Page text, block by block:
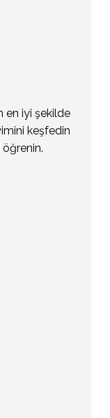
en iyi şekilde
keşfedin
öğrenin.